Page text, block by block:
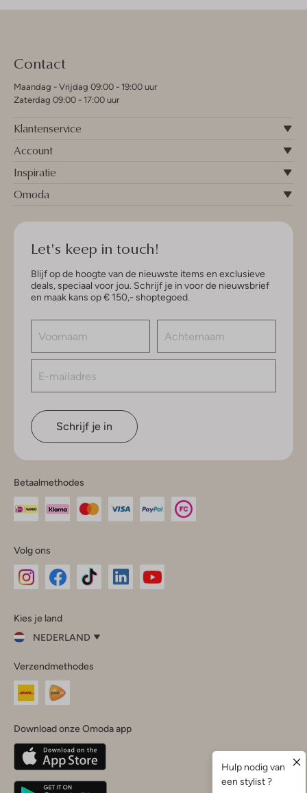
Contact
Maandag - Vrijdag 09:00 - 19:00 uur
Zaterdag 09:00 - 17:00 uur
Klantenservice
Account
Inspiratie
Omoda
Let's keep in touch!
Blijf op de hoogte van de nieuwste items en exclusieve
deals, speciaal voor jou. Schrijf je in voor de nieuwsbrief
en maak kans op € 150,- shoptegoed.
Schrijf je in
Betaalmethodes
Volg ons
InstagramFacebook
Kies je land
NEDERLAND
je
land
Nederland
Belgique(Français)
Deutschland
Verzendmethodes
Download onze Omoda app